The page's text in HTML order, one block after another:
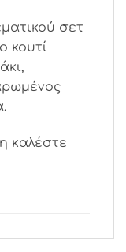
σετ
κουτί
καλέστε